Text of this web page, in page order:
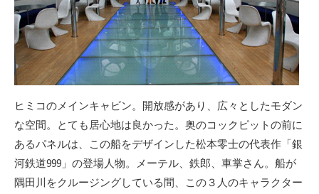
ヒミコのメインキャビン。開放感があり、広々としたモダン
な空間。とても居心地は良かった。奥のコックピットの前に
あるパネルは、この船をデザインした松本零士の代表作「銀
河鉄道999」の登場人物。メーテル、鉄郎、車掌さん。船が
隅田川をクルージングしている間、この３人のキャラクター